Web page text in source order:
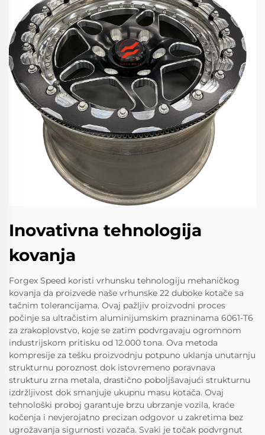
Inovativna tehnologija
kovanja
Forgex Speed koristi vrhunsku tehnologiju mehaničkog
kovanja da proizvede naše vrhunske 22 duboke kotače sa
tačnim tolerancijama. Ovaj pažljiv proizvodni proces
počinje sa ultračistim aluminijumskim prazninama 6061-T6
za zrakoplovstvo, koje se zatim podvrgavaju ogromnom
industrijskom pritisku od 12.000 tona. Ova metoda
kompresije za tešku proizvodnju potpuno uklanja unutarnju
strukturnu poroznost dok istovremeno poravnava
strukturu zrna metala, drastično poboljšavajući strukturnu
izdržljivost dok smanjuje ukupnu masu kotača. Ovaj
tehnološki proboj garantuje brzu ubrzanje vozila, kraće
kočenja i nevjerojatno precizan odgovor u zakretima bez
ugrožavanja sigurnosti vozača. Svaki je točak podvrgnut